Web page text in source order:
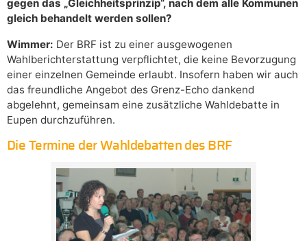
gegen das „Gleichheitsprinzip“, nach dem alle Kommunen
gleich behandelt werden sollen?
Wimmer: Der BRF ist zu einer ausgewogenen
Wahlberichterstattung verpflichtet, die keine Bevorzugung
einer einzelnen Gemeinde erlaubt. Insofern haben wir auch
das freundliche Angebot des Grenz-Echo dankend
abgelehnt, gemeinsam eine zusätzliche Wahldebatte in
Eupen durchzuführen.
Die Termine der Wahldebatten des BRF